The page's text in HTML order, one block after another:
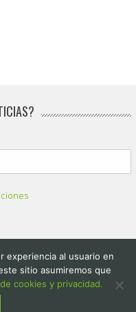
Colón
experiencia al usuario en
sitio asumiremos que
cookies y privacidad.